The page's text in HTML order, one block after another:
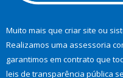
Muito mais que criar site ou
Realizamos uma assessoria
garantimos em contrato que
leis de transparência pública